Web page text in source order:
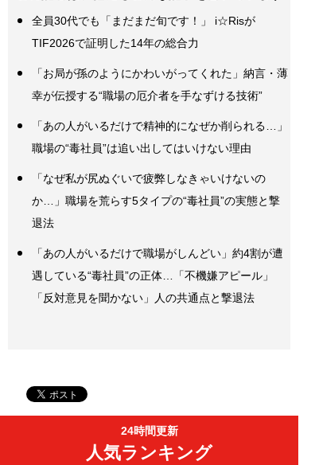
全員30代でも「まだまだ旬です！」 i☆Risが
TIF2026で証明した14年の総合力
「お局が孫のようにかわいがってくれた」納言・薄
幸が伝授する“職場の厄介者を手なずける技術”
「あの人がいるだけで精神的になぜか削られる…」
職場の“毒社員”は追い出してはいけない理由
「なぜ私が尻ぬぐいで疲弊しなきゃいけないの
か…」職場を荒らす5タイプの“毒社員”の実態と撃
退法
「あの人がいるだけで職場がしんどい」約4割が遭
遇している“毒社員”の正体…「不機嫌アピール」
「反対意見を聞かない」人の共通点と撃退法
24時間更新
人気ランキング